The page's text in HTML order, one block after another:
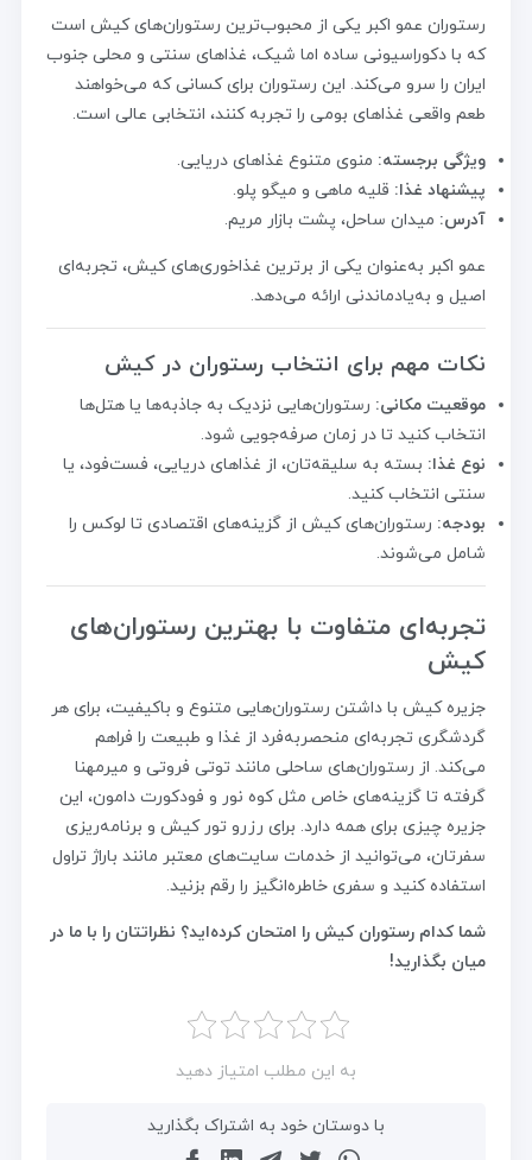
رستوران عمو اکبر یکی از محبوب‌ترین رستوران‌های کیش است
که با دکوراسیونی ساده اما شیک، غذاهای سنتی و محلی جنوب
ایران را سرو می‌کند. این رستوران برای کسانی که می‌خواهند
طعم واقعی غذاهای بومی را تجربه کنند، انتخابی عالی است.
ویژگی برجسته: منوی متنوع غذاهای دریایی.
پیشنهاد غذا: قلیه ماهی و میگو پلو.
آدرس: میدان ساحل، پشت بازار مریم.
عمو اکبر به‌عنوان یکی از برترین غذاخوری‌های کیش، تجربه‌ای
اصیل و به‌یادماندنی ارائه می‌دهد.
نکات مهم برای انتخاب رستوران در کیش
موقعیت مکانی: رستوران‌هایی نزدیک به جاذبه‌ها یا هتل‌ها
انتخاب کنید تا در زمان صرفه‌جویی شود.
نوع غذا: بسته به سلیقه‌تان، از غذاهای دریایی، فست‌فود، یا
سنتی انتخاب کنید.
بودجه: رستوران‌های کیش از گزینه‌های اقتصادی تا لوکس را
شامل می‌شوند.
تجربه‌ای متفاوت با بهترین رستوران‌های
کیش
جزیره کیش با داشتن رستوران‌هایی متنوع و باکیفیت، برای هر
گردشگری تجربه‌ای منحصربه‌فرد از غذا و طبیعت را فراهم
می‌کند. از رستوران‌های ساحلی مانند توتی فروتی و میرمهنا
گرفته تا گزینه‌های خاص مثل کوه نور و فودکورت دامون، این
جزیره چیزی برای همه دارد. برای رزرو تور کیش و برنامه‌ریزی
سفرتان، می‌توانید از خدمات سایت‌های معتبر مانند باراژ تراول
استفاده کنید و سفری خاطره‌انگیز را رقم بزنید.
شما کدام رستوران کیش را امتحان کرده‌اید؟ نظراتتان را با ما در
میان بگذارید!
به این مطلب امتیاز دهید
با دوستان خود به اشتراک بگذارید